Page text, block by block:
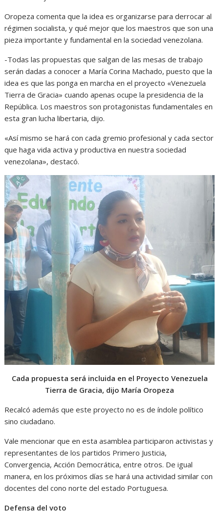
Oropeza comenta que la idea es organizarse para derrocar al
régimen socialista, y qué mejor que los maestros que son una
pieza importante y fundamental en la sociedad venezolana.
-Todas las propuestas que salgan de las mesas de trabajo
serán dadas a conocer a María Corina Machado, puesto que la
idea es que las ponga en marcha en el proyecto «Venezuela
Tierra de Gracia» cuando apenas ocupe la presidencia de la
República. Los maestros son protagonistas fundamentales en
esta gran lucha libertaria, dijo.
«Así mismo se hará con cada gremio profesional y cada sector
que haga vida activa y productiva en nuestra sociedad
venezolana», destacó.
Cada propuesta será incluida en el Proyecto Venezuela
Tierra de Gracia, dijo María Oropeza
Recalcó además que este proyecto no es de índole político
sino ciudadano.
Vale mencionar que en esta asamblea participaron activistas y
representantes de los partidos Primero Justicia,
Convergencia, Acción Democrática, entre otros. De igual
manera, en los próximos días se hará una actividad similar con
docentes del cono norte del estado Portuguesa.
Defensa del voto